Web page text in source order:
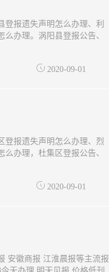
登报遗失声明怎么办理、利
办理。涡阳县登报公告、
2020-09-01
登报遗失声明怎么办理、烈
办理，杜集区登报公告、
2020-09-01
安徽商报 江淮晨报等主流报